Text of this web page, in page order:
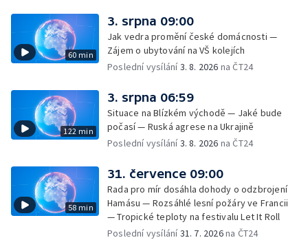
60 min
3. srpna 09:00
Jak vedra promění české domácnosti —
Zájem o ubytování na VŠ kolejích
Poslední vysílání3. 8. 2026 na ČT24
122 min
3. srpna 06:59
Situace na Blízkém východě — Jaké bude
počasí — Ruská agrese na Ukrajině
Poslední vysílání3. 8. 2026 na ČT24
58 min
31. července 09:00
Rada pro mír dosáhla dohody o odzbrojení
Hamásu — Rozsáhlé lesní požáry ve Francii
— Tropické teploty na festivalu Let It Roll
Poslední vysílání31. 7. 2026na ČT24